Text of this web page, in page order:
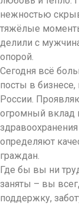
нежностью
тяжёлые
делили с
опорой.
Сегодня всё
посты в бизнесе,
России.
огромный вклад
определяют
граждан.
Где бы вы ни
заняты – вы
поддержку,